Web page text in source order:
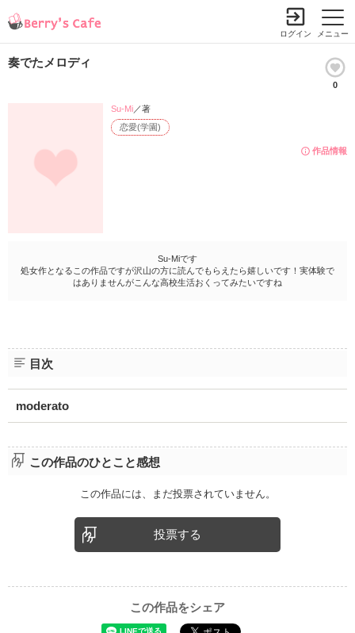
メニュー
ログイン
奏でたメロディ
0
作品情報
恋愛(学園)
Su-Mi／著
Su-Miです
処女作となるこの作品ですが沢山の方に読んでもらえたら嬉しいです！実体験で
はありませんがこんな高校生活おくってみたいですね
目次
moderato
この作品のひとこと感想
この作品には、まだ投票されていません。
投票する
この作品をシェア